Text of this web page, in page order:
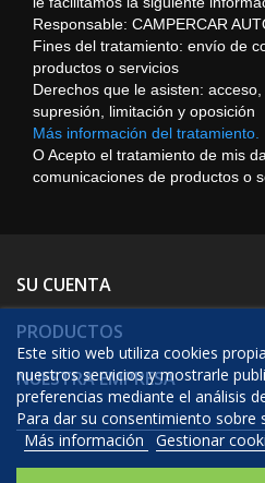
Responsable: CAMPERCAR
Fines del tratamiento: envío de
productos o servicios
Derechos que le asisten:
supresión, limitación y oposición
Más información del tratamiento.
O Acepto el tratamiento de mis
comunicaciones de productos o
SU CUENTA
PRODUCTOS
NUESTRA EMPRESA
Este sitio web utiliza cookies
nuestros servicios y mostrarle
preferencias mediante el análisis
Para dar su consentimiento sobre
Más información
Gestionar
© 2026 - Software Ecommerce